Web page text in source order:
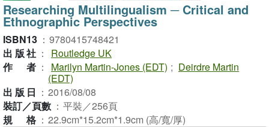
Researching Multilingualism ─ Critical and
Ethnographic Perspectives
ISBN13 ： 9780415748421
出版社 ：
Routledge UK
作者 ： Marilyn Martin-Jones (EDT) ; Deirdre Martin
(EDT)
出版日 ： 2016/08/08
裝訂／頁數 ： 平裝／256頁
規格 ： 22.9cm*15.2cm*1.9cm (高/寬/厚)